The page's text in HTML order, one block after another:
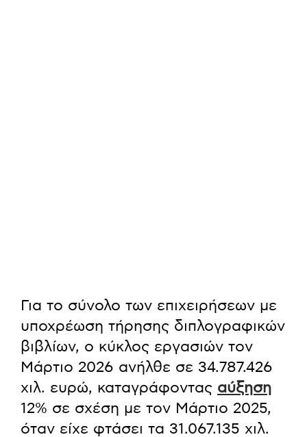
Για το σύνολο των επιχειρήσεων με
υποχρέωση τήρησης διπλογραφικών
βιβλίων, ο κύκλος εργασιών τον
Μάρτιο 2026 ανήλθε σε 34.787.426
χιλ. ευρώ, καταγράφοντας αύξηση
12% σε σχέση με τον Μάρτιο 2025,
όταν είχε φτάσει τα 31.067.135 χιλ.